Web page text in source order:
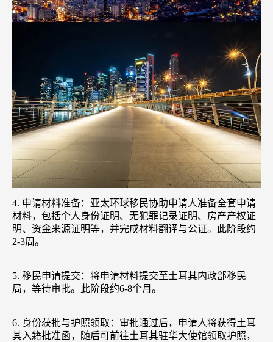
4. 申请材料准备：亚太环球移民协助申请人准备全套申请
材料，包括个人身份证明、无犯罪记录证明、房产产权证
明、资金来源证明等，并完成材料翻译与公证。此阶段约
2-3周。
5. 移民申请提交：将申请材料提交至土耳其内政部移民
局，等待审批。此阶段约6-8个月。
6. 身份获批与护照领取：审批通过后，申请人将获得土耳
其入籍批准函，随后可前往土耳其驻华大使馆领取护照，